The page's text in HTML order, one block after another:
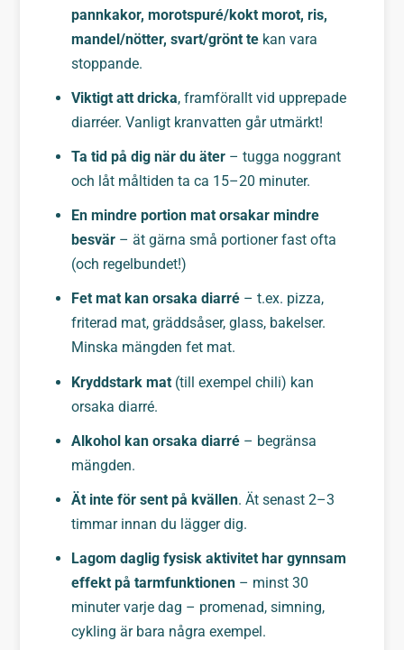
pannkakor, morotspuré/kokt morot, ris,
mandel/nötter, svart/grönt tekan vara
stoppande.
Viktigt att dricka, framförallt vid upprepade
diarréer. Vanligt kranvatten går utmärkt!
Ta tid på dig när du äter– tugga noggrant
och låt måltiden ta ca 15–20 minuter.
En mindre portion mat orsakar mindre
besvär– ät gärna små portioner fast ofta
(och regelbundet!)
Fet mat kan orsaka diarré– t.ex. pizza,
friterad mat, gräddsåser, glass, bakelser.
Minska mängden fet mat.
Kryddstark mat(till exempel chili) kan
orsaka diarré.
Alkohol kan orsaka diarré– begränsa
mängden.
Ät inte för sent på kvällen. Ät senast 2–3
timmar innan du lägger dig.
Lagom daglig fysisk aktivitet har gynnsam
effekt på tarmfunktionen– minst 30
minuter varje dag – promenad, simning,
cykling är bara några exempel.